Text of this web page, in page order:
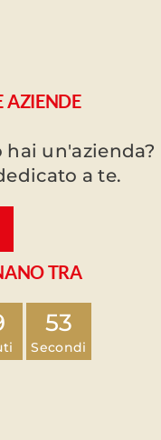
AZIENDE
un'azienda?
a te.
TRA
53
Secondi